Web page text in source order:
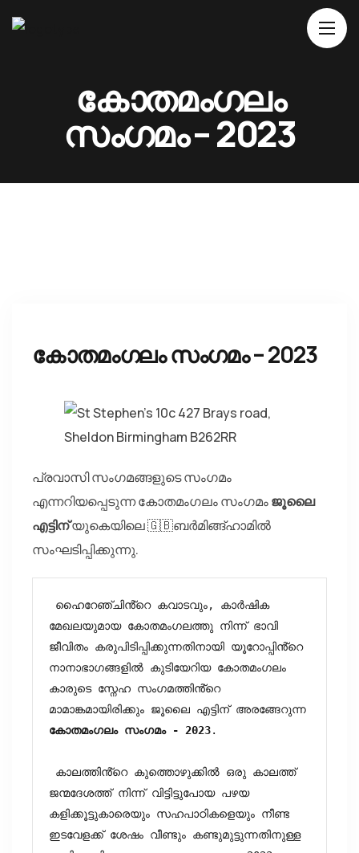
About Us
Movies
കോതമംഗലം
സംഗമം – 2023
കോതമംഗലം സംഗമം – 2023
പ്രവാസി സംഗമങ്ങളുടെ സംഗമം
എന്നറിയപ്പെടുന്ന കോതമംഗലം സംഗമംജൂലൈ
എട്ടിന്യുകെയിലെ 🇬🇧ബർമിങ്ങ്ഹാമിൽ
സംഘടിപ്പിക്കുന്നു.
മേഖലയുമായ കോതമംഗലത്തു നിന്ന് ഭാവി
ജീവിതം കരുപിടിപ്പിക്കുന്നതിനായി യൂറോപ്പിൻ്റെ
നാനാഭാഗങ്ങളിൽ കുടിയേറിയ കോതമംഗലം
കാരുടെ സ്നേഹ സംഗമത്തിൻ്റെ
കോതമംഗലം സംഗമം - 2023.
ജന്മദേശത്ത് നിന്ന് വിട്ടിട്ടുപോയ പഴയ
കളിക്കൂട്ടുകാരെയും സഹപാഠികളെയും നീണ്ട
ഇടവേളക്ക് ശേഷം വീണ്ടും കണ്ടുമുട്ടുന്നതിനുള്ള